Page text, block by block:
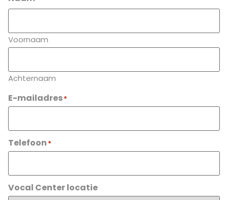
Voornaam
Achternaam
E-mailadres*
Telefoon *
Vocal Center locatie